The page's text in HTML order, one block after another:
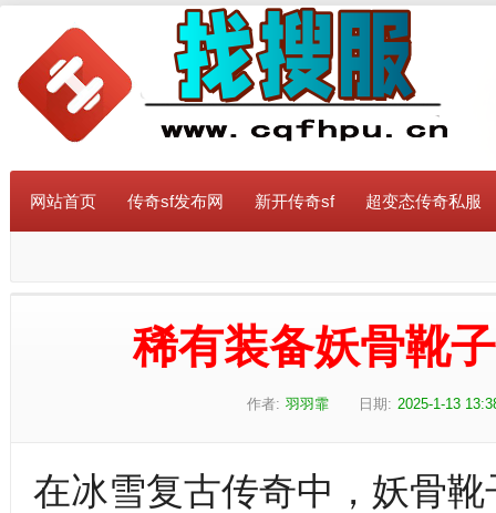
网站首页 传奇sf发布网 新开传奇sf 超变态传奇私服
稀有装备妖骨靴
作者: 羽羽霏 日期: 2025-1-13
在冰雪复古传奇中，妖骨